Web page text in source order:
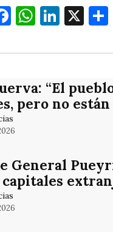
Facebook
X
“El
pero no
General